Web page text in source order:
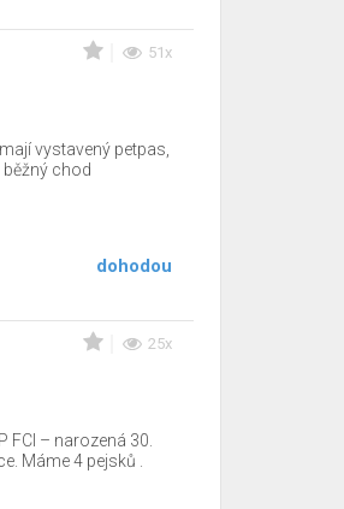
51x
vystavený petpas,
chod
dohodou
25x
FCI – narozená 30.
Máme 4 pejsků .